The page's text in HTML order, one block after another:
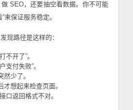
SEO，还要抽空看数据。你不可能
来保证服务稳定。
现路径是这样的：
不开了”。
支付失败”。
少了。
想起来检查页面。
口返回格式不对。